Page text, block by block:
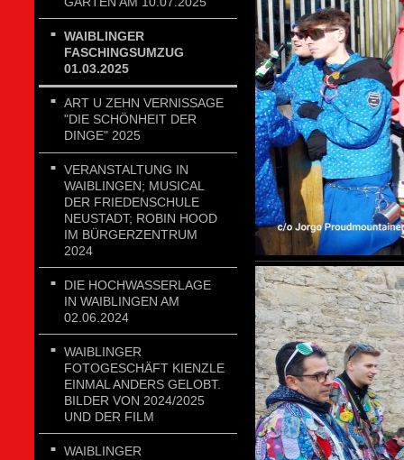
WAIBLINGER
FASCHINGSUMZUG
01.03.2025
ART U ZEHN VERNISSAGE
"DIE SCHÖNHEIT DER
DINGE" 2025
VERANSTALTUNG IN
WAIBLINGEN; MUSICAL
DER FRIEDENSCHULE
NEUSTADT; ROBIN HOOD
IM BÜRGERZENTRUM
2024
DIE HOCHWASSERLAGE
IN WAIBLINGEN AM
02.06.2024
WAIBLINGER
FOTOGESCHÄFT KIENZLE
EINMAL ANDERS GELOBT.
BILDER VON 2024/2025
UND DER FILM
WAIBLINGER